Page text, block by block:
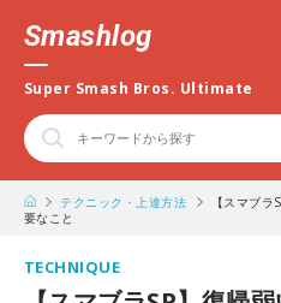
Smashlog
Super Smash Bros. Ultimate
テクニック・上達方法
【スマブ
要なこと
TECHNIQUE